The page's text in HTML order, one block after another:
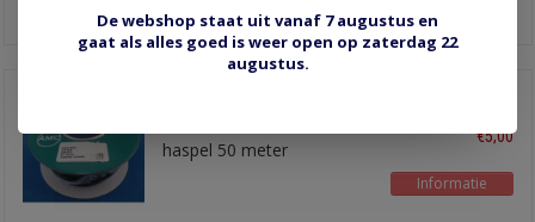
haspel 50 meter
€5,00
Informatie
De webshop staat uit vanaf 7 augustus en
gaat als alles goed is weer open op zaterdag 22
augustus.